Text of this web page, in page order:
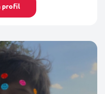
profil